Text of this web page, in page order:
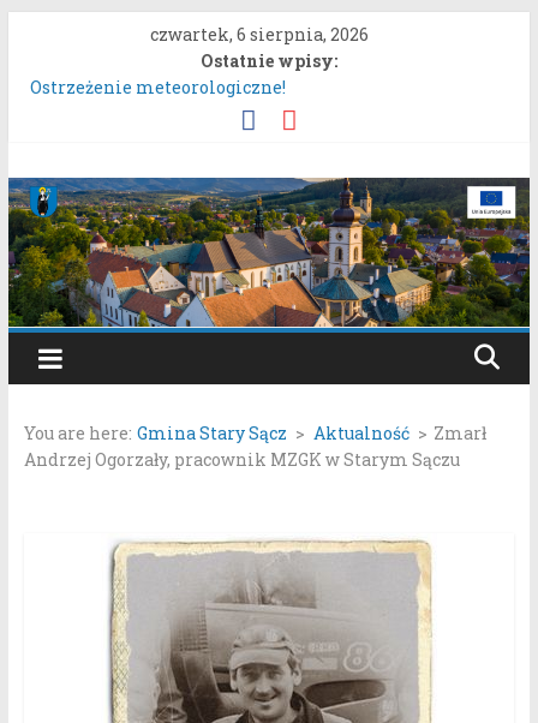
treści
czwartek, 6 sierpnia, 2026
Ostatnie wpisy:
Ostrzeżenie meteorologiczne!
Konkurs „Moc Bukietów Matki Boskiej Zielnej”.
przestrzennego „Miasto Stary Sącz – Plan Nr 1A”.
System nieodpłatnej pomocy prawnej!
Ostrzeżenie meteorologiczne.
Gmina
Stary
Sącz
Portal
Gminy
Stary
You are here: Gmina Stary Sącz > Aktualność > Zmarł
Andrzej Ogorzały, pracownik MZGK w Starym Sączu